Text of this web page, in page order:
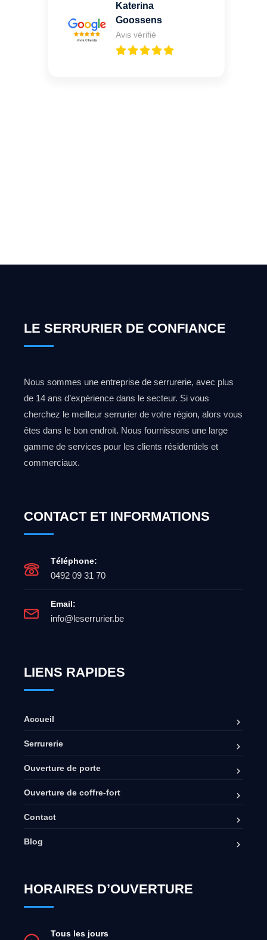
Katerina
Goossens
Avis vérifié
LE SERRURIER DE CONFIANCE
Nous sommes une entreprise de serrurerie, avec plus
de 14 ans d’expérience dans le secteur. Si vous
cherchez le meilleur serrurier de votre région, alors vous
êtes dans le bon endroit. Nous fournissons une large
gamme de services pour les clients résidentiels et
commerciaux.
CONTACT ET INFORMATIONS
Téléphone:
0492 09 31 70
Email:
info@leserrurier.be
LIENS RAPIDES
Accueil
Serrurerie
Ouverture de porte
Ouverture de coffre-fort
Contact
Blog
HORAIRES D’OUVERTURE
Tous les jours